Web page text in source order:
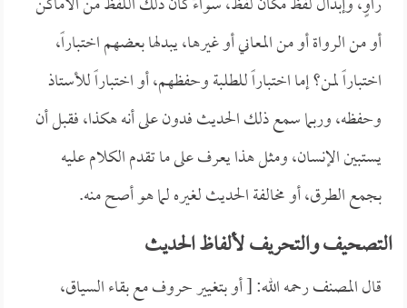
أو من الرواة أو من المعاني أو غيرها، يبدلها بعضهم اختباراً،
اختباراً لمن؟ إما اختباراً للطلبة وحفظهم، أو اختباراً للأستاذ
وحفظه، وربما سمع ذلك الحديث فدون على أنه هكذا، فقبل أن
يستبين الإنسان، ومثل هذا يعرف على ما تقدم الكلام عليه
بجمع الطرق، أو مخالفة الحديث لغيره لما هو أصح منه.
التصحيف والتحريف لألفاظ الحديث
قال المصنف رحمه الله: [ أو بتغيير حروف مع بقاء السياق،